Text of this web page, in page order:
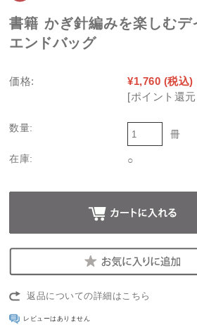
書籍 かぎ針編みを楽しむデ
エンドバッグ
価格: ¥1,760 (税込)
[ポイント還
数量:
冊
在庫: ○
返品についての詳細はこちら
レビューはありません